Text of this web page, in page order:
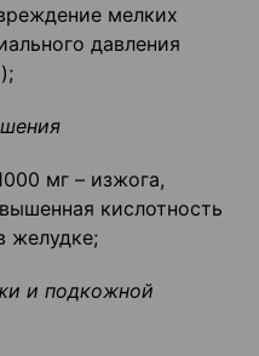
мелких
давления
мг – изжога,
кислотность
желудке;
и подкожной